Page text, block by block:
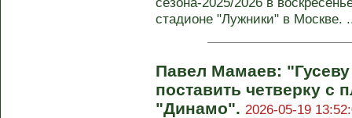
стадионе "Лужники" в Москве.
Павел Мамаев:
поставить четверку с
"Динамо". 2026-05-19